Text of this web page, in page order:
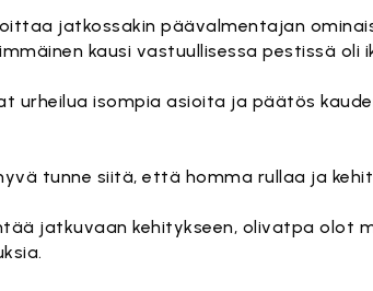
jatkossakin päävalmentajan
kausi vastuullisessa pestissä
urheilua isompia asioita ja päätös
tunne siitä, että homma rullaa ja
jatkuvaan kehitykseen, olivatpa olot